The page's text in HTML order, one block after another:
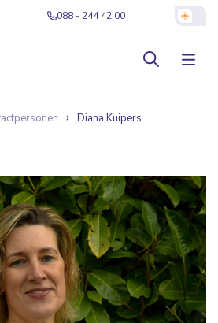
088 - 244 42 00
Diana Kuipers